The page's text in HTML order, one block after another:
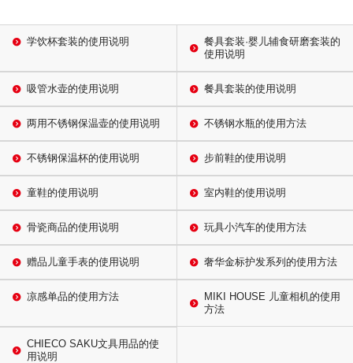
学饮杯套装的使用说明
餐具套装·婴儿辅食研磨套装的
使用说明
吸管水壶的使用说明 餐具套装的使用说明
两用不锈钢保温壶的使用说明 不锈钢水瓶的使用方法
不锈钢保温杯的使用说明 步前鞋的使用说明
童鞋的使用说明 室内鞋的使用说明
骨瓷商品的使用说明 玩具小汽车的使用方法
赠品儿童手表的使用说明 奢华金标护发系列的使用方法
凉感单品的使用方法
MIKI HOUSE 儿童相机的使用
方法
CHIECO SAKU文具用品的使
用说明